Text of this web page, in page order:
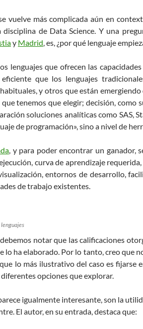
vuelve más complicada aún en
disciplina de Data Science. Y una
y Madrid, es, ¿por qué lenguaje
lenguajes que ofrecen las
que los lenguajes
y otros que están emergiendo
tenemos que elegir; decisión, como
soluciones analíticas como SAS,
de programación», sino a nivel de
, y para poder encontrar un ganador,
curva de aprendizaje
entornos de desarrollo,
de trabajo existentes.
notar que las calificaciones
lo ha elaborado. Por lo tanto, creo que
lo más ilustrativo del caso es fijarse
opciones que explorar.
igualmente interesante, son la
El autor, en su entrada, destaca que: